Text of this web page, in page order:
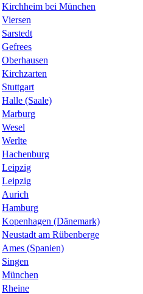
Kirchheim bei München
Viersen
Sarstedt
Gefrees
Oberhausen
Kirchzarten
Stuttgart
Halle (Saale)
Marburg
Wesel
Werlte
Hachenburg
Leipzig
Leipzig
Aurich
Hamburg
Kopenhagen (Dänemark)
Neustadt am Rübenberge
Ames (Spanien)
Singen
München
Rheine